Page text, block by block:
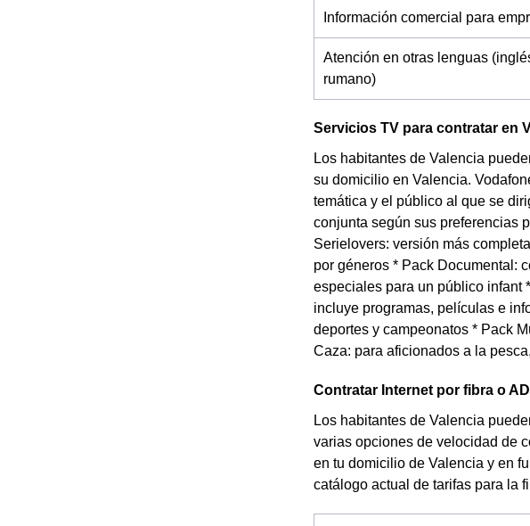
Información comercial para
Atención en otras lenguas
rumano)
Servicios TV para contratar en
Los habitantes de Valencia
su domicilio en Valencia.
temática y el público al que se
conjunta según sus preferencias
Serielovers: versión más
por géneros * Pack Documental:
especiales para un público infant
incluye programas, películas e
deportes y campeonatos * Pack
Caza: para aficionados a la
Contratar Internet por fibra o
Los habitantes de Valencia
varias opciones de velocidad de
en tu domicilio de Valencia y en
catálogo actual de tarifas para la